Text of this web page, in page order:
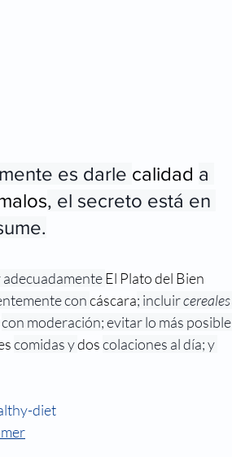
es darle calidad a
, el secreto está en
adecuadamente El Plato del Bien
con cáscara; incluir cereales
con moderación; evitar lo más posible
comidas y dos colaciones al día; y
diet